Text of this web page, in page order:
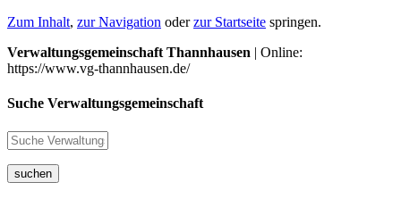
Zum Inhalt, zur Navigation oderzur Startseite springen.
Verwaltungsgemeinschaft Thannhausen | Online:
https://www.vg-thannhausen.de/
Suche Verwaltungsgemeinschaft
suchen